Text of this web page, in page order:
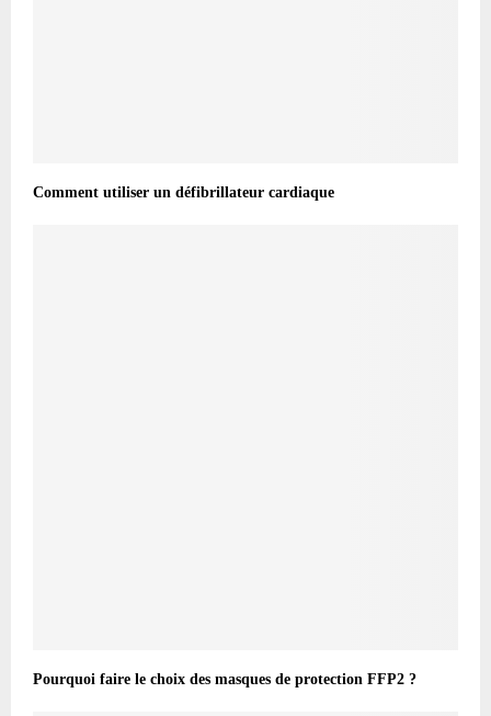
Comment utiliser un défibrillateur cardiaque
Pourquoi faire le choix des masques de protection FFP2 ?